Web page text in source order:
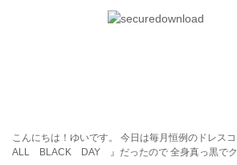
こんにちは！ゆいです。 今日は毎月恒例のドレス
ALL BLACK DAY 』だったので 全身真っ黒でク